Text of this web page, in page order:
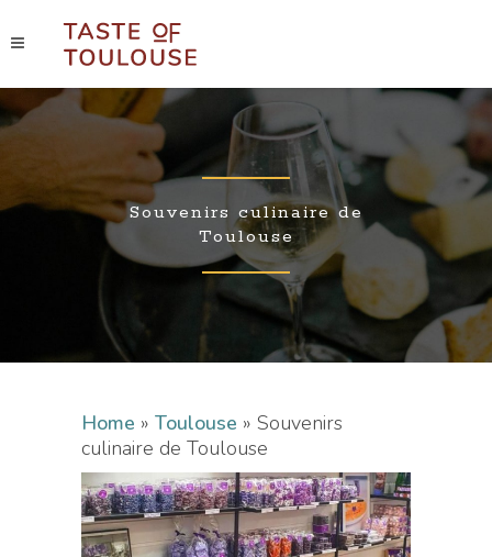
Souvenirs culinaire de
Toulouse
Home » Toulouse » Souvenirs
culinaire de Toulouse